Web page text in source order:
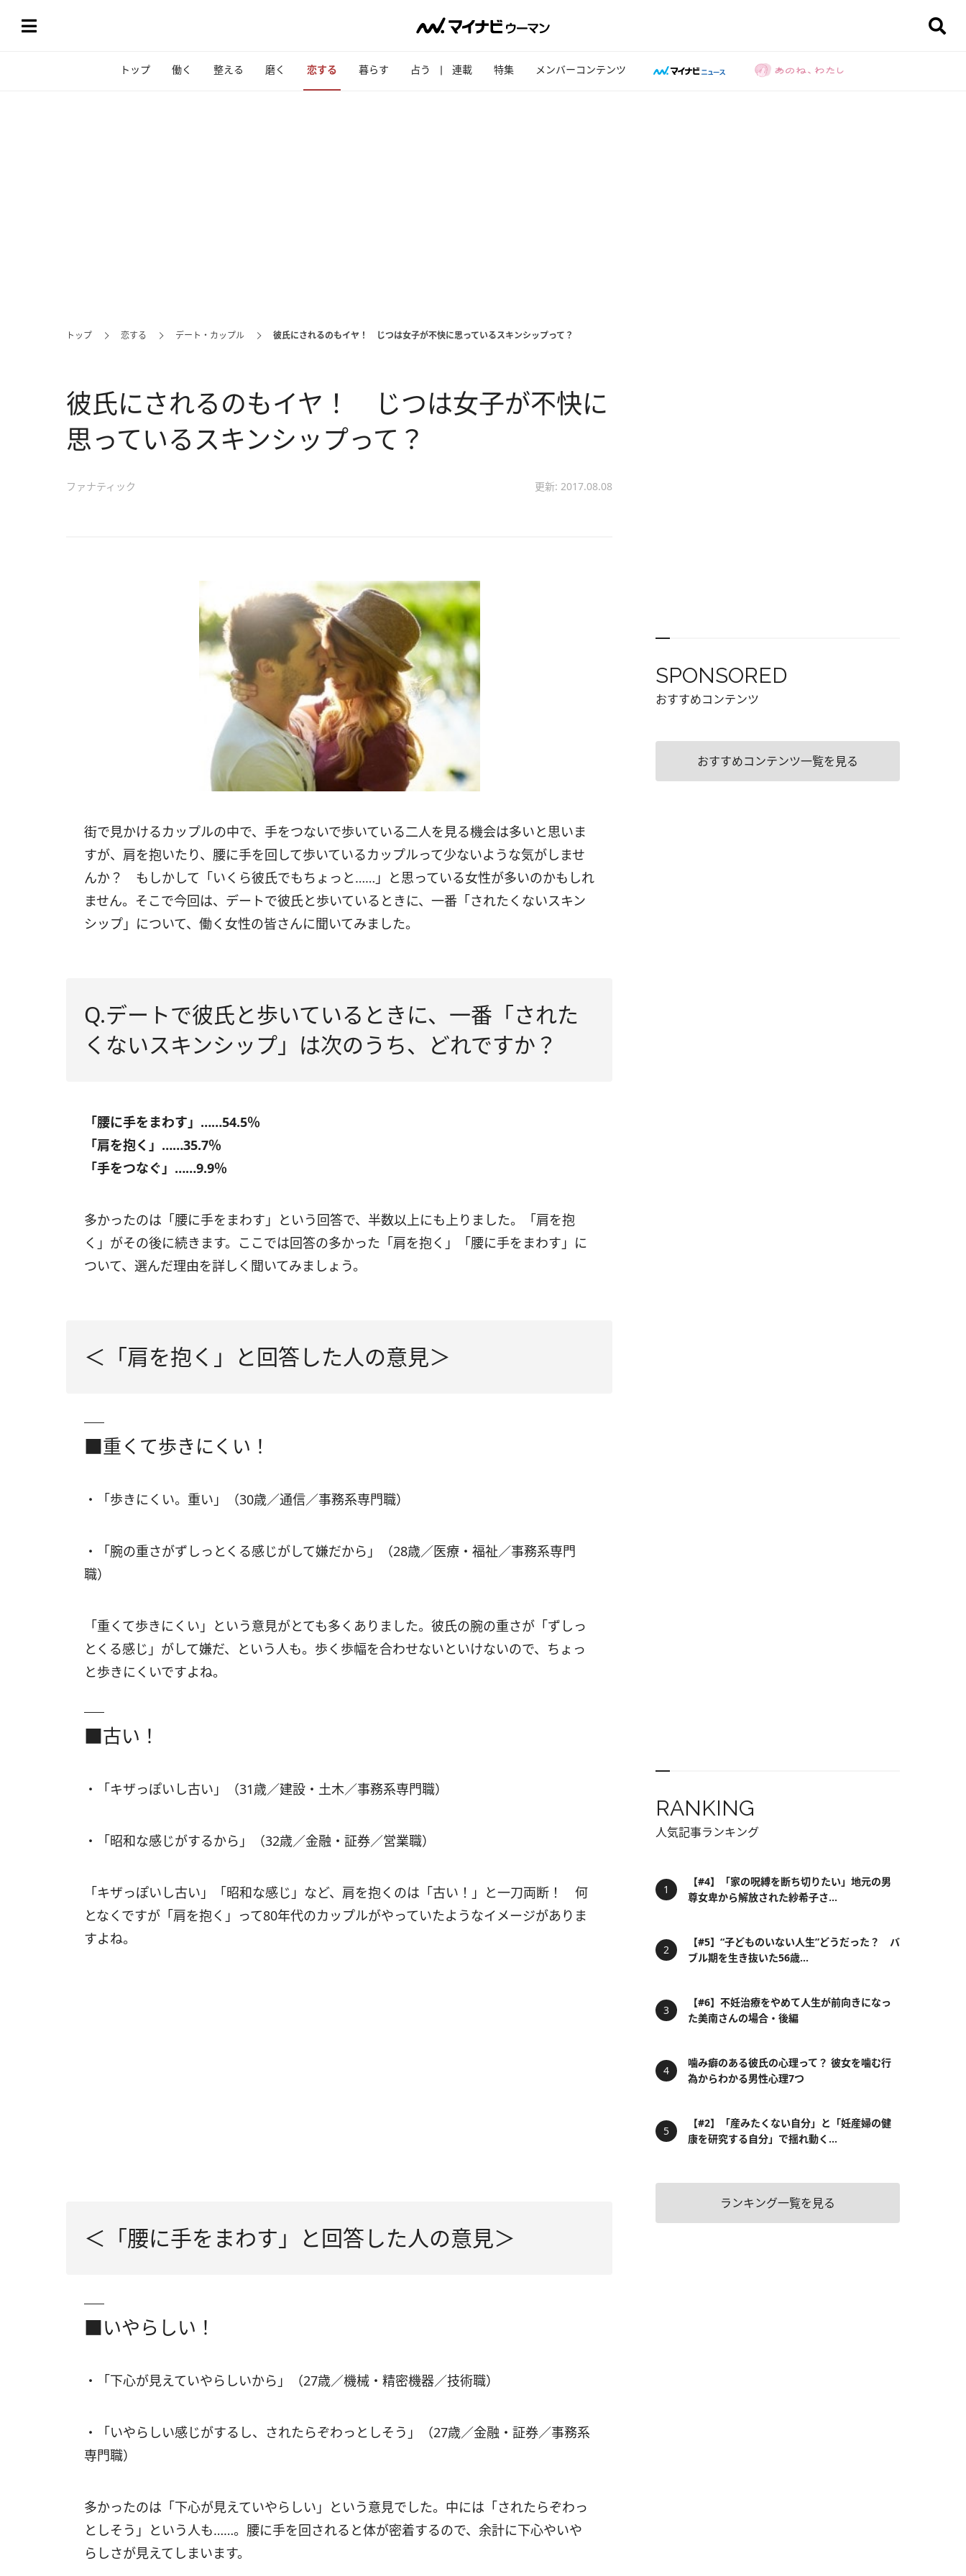
トップ 働く 整える 磨く 恋する 暮らす 占う 連載 特集 メンバーコンテンツ
トップ 恋する デート・カップル 彼氏にされるのもイヤ！ じつは女子が不快に思っているスキンシップって？
彼氏にされるのもイヤ！ じつは女子が不快に
思っているスキンシップって？
ファナティック 更新: 2017.08.08
街で見かけるカップルの中で、手をつないで歩いている二人を見る機会は多いと思いま
すが、肩を抱いたり、腰に手を回して歩いているカップルって少ないような気がしませ
んか？ もしかして「いくら彼氏でもちょっと……」と思っている女性が多いのかもしれ
ません。そこで今回は、デートで彼氏と歩いているときに、一番「されたくないスキン
シップ」について、働く女性の皆さんに聞いてみました。
Q.デートで彼氏と歩いているときに、一番「された
くないスキンシップ」は次のうち、どれですか？
「腰に手をまわす」……54.5％
「肩を抱く」……35.7％
「手をつなぐ」……9.9％
多かったのは「腰に手をまわす」という回答で、半数以上にも上りました。「肩を抱
く」がその後に続きます。ここでは回答の多かった「肩を抱く」「腰に手をまわす」に
ついて、選んだ理由を詳しく聞いてみましょう。
＜「肩を抱く」と回答した人の意見＞
■重くて歩きにくい！
・「歩きにくい。重い」（30歳／通信／事務系専門職）
・「腕の重さがずしっとくる感じがして嫌だから」（28歳／医療・福祉／事務系専門
職）
「重くて歩きにくい」という意見がとても多くありました。彼氏の腕の重さが「ずしっ
とくる感じ」がして嫌だ、という人も。歩く歩幅を合わせないといけないので、ちょっ
と歩きにくいですよね。
■古い！
・「キザっぽいし古い」（31歳／建設・土木／事務系専門職）
・「昭和な感じがするから」（32歳／金融・証券／営業職）
「キザっぽいし古い」「昭和な感じ」など、肩を抱くのは「古い！」と一刀両断！ 何
となくですが「肩を抱く」って80年代のカップルがやっていたようなイメージがありま
すよね。
＜「腰に手をまわす」と回答した人の意見＞
■いやらしい！
・「下心が見えていやらしいから」（27歳／機械・精密機器／技術職）
・「いやらしい感じがするし、されたらぞわっとしそう」（27歳／金融・証券／事務系
専門職）
多かったのは「下心が見えていやらしい」という意見でした。中には「されたらぞわっ
としそう」という人も……。腰に手を回されると体が密着するので、余計に下心やいや
らしさが見えてしまいます。
SPONSORED
おすすめコンテンツ
おすすめコンテンツ一覧を見る
RANKING
人気記事ランキング
【#4】「家の呪縛を断ち切りたい」地元の男
尊女卑から解放された紗希子さ...
【#5】“子どものいない人生”どうだった？ バ
ブル期を生き抜いた56歳...
【#6】不妊治療をやめて人生が前向きになっ
た美南さんの場合・後編
噛み癖のある彼氏の心理って？ 彼女を噛む行
為からわかる男性心理7つ
【#2】「産みたくない自分」と「妊産婦の健
康を研究する自分」で揺れ動く...
ランキング一覧を見る